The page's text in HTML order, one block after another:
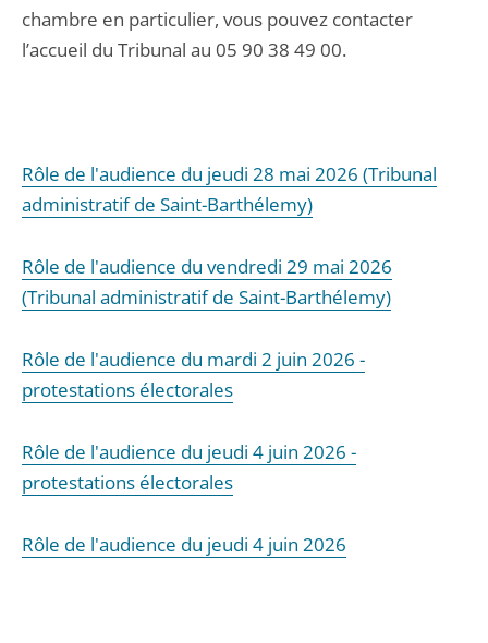
chambre en particulier, vous pouvez contacter
l’accueil du Tribunal au 05 90 38 49 00.
Rôle de l'audience du jeudi 28 mai 2026 (Tribunal
administratif de Saint-Barthélemy)
Rôle de l'audience du vendredi 29 mai 2026
(Tribunal administratif de Saint-Barthélemy)
Rôle de l'audience du mardi 2 juin 2026 -
protestations électorales
Rôle de l'audience du jeudi 4 juin 2026 -
protestations électorales
Rôle de l'audience du jeudi 4 juin 2026